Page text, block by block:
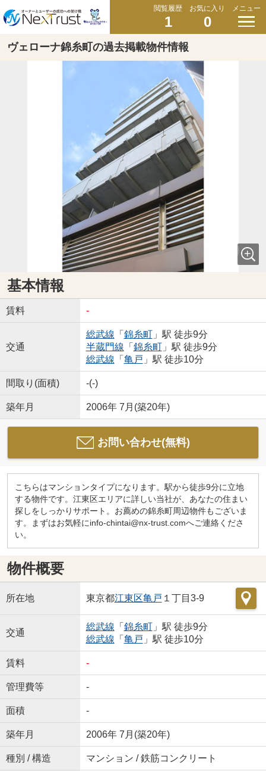
閲覧履歴
1
お気に入り
0
メニュー
ヴェローナ錦糸町の過去掲載物件情報
基本情報
賃料 -
交通
総武線 「 錦糸町」駅 徒歩9分
半蔵門線 「 錦糸町」駅 徒歩9分
総武線 「 亀戸 」駅 徒歩10分
間取り(面積) -(-)
築年月 2006年 7月(築20年)
お問い合わせ(無料)
こちらはマンションタイプになります。駅から徒歩9分に立地
する物件です。江東区エリアに詳しい当社が、あなたの住まい
探しをしっかりサポート。お薦めの錦糸町周辺物件もございま
す。まずはお気軽にinfo-chintai@nx-trust.comへご連絡くださ
い。
物件概要
所在地 東京都江東区亀戸 １丁目3-9
交通
総武線 「 錦糸町」駅 徒歩9分
総武線 「 亀戸 」駅 徒歩10分
賃料 -
管理費等 -
面積 -
築年月 2006年 7月(築20年)
種別 / 構造 マンション / 鉄筋コンクリート